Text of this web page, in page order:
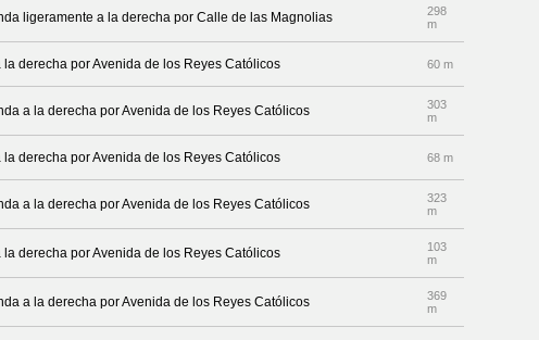
ligeramente a la derecha por Calle de las Magnolias
298
m
la derecha por Avenida de los Reyes Católicos 60 m
a la derecha por Avenida de los Reyes Católicos
303
m
la derecha por Avenida de los Reyes Católicos 68 m
a la derecha por Avenida de los Reyes Católicos
323
m
la derecha por Avenida de los Reyes Católicos
103
m
a la derecha por Avenida de los Reyes Católicos
369
m